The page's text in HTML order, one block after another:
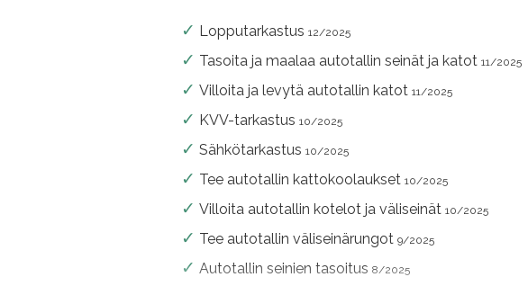
Lopputarkastus 12/2025
Tasoita ja maalaa autotallin seinät ja katot 11/2025
Villoita ja levytä autotallin katot 11/2025
KVV-tarkastus 10/2025
Sähkötarkastus 10/2025
Tee autotallin kattokoolaukset 10/2025
Villoita autotallin kotelot ja väliseinät 10/2025
Tee autotallin väliseinärungot 9/2025
Autotallin seinien tasoitus 8/2025